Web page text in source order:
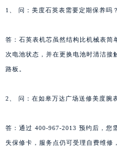
1、 问：美度石英表需要定期保养吗？
答：石英表机芯虽然结构比机械表简
次电池状态，并在更换电池时清洁接
路板。
2、 问：在如皋万达广场送修美度腕
答：通过 400-967-2013 预约后，您
失保修卡，服务点仍可受理自费维修